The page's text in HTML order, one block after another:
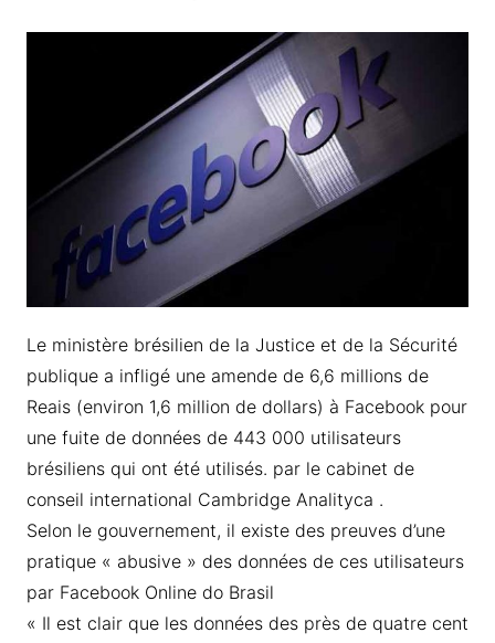
Le ministère brésilien de la Justice et de la Sécurité
publique a infligé une amende de 6,6 millions de
Reais (environ 1,6 million de dollars) à Facebook pour
une fuite de données de 443 000 utilisateurs
brésiliens qui ont été utilisés. par le cabinet de
conseil international Cambridge Analityca .
Selon le gouvernement, il existe des preuves d’une
pratique « abusive » des données de ces utilisateurs
par Facebook Online do Brasil
« Il est clair que les données des près de quatre cent